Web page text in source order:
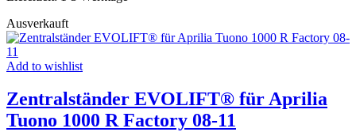
Ausverkauft
Add to wishlist
Zentralständer EVOLIFT® für Aprilia
Tuono 1000 R Factory 08-11